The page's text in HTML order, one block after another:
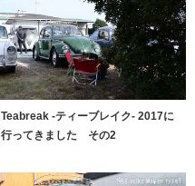
Teabreak -ティーブレイク- 2017に
行ってきました その2